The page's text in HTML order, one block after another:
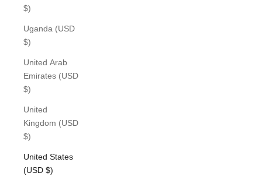
$)
Uganda (USD
$)
United Arab
Emirates (USD
$)
United
Kingdom (USD
$)
United States
(USD $)